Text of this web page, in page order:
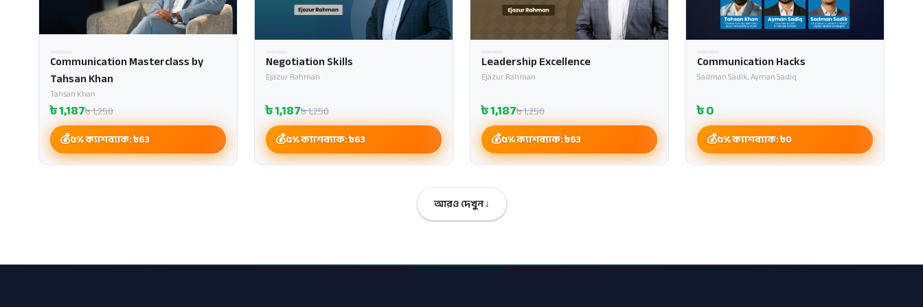
Communication Masterclass by
Tahsan Khan
Tahsan Khan
৳1,187৳1,250
৫% ক্যাশব্যাক: ৳63
Negotiation Skills
Ejazur Rahman
৳1,187৳1,250
৫% ক্যাশব্যাক: ৳63
Leadership Excellence
Ejazur Rahman
৳1,187৳1,250
৫% ক্যাশব্যাক: ৳63
Communication Hacks
Sadman Sadik, Ayman Sadiq
৳0
৫% ক্যাশব্যাক: ৳0
আরও দেখুন ↓